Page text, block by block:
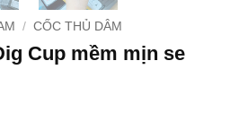
/ CỐC THỦ DÂM
Cup mềm mịn se